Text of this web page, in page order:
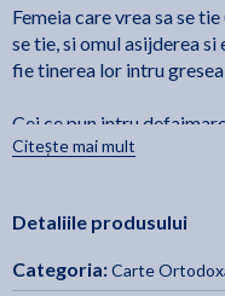
Femeia care vrea sa se
se tie, si omul asijderea si
fie tinerea lor intru
Cei ce pun intru
Canoane ale Sfintilor
evlavie povatuiesc. -
Am prezentat in aceasta
Citește mai mult
Detaliile produsului
Categoria:Carte